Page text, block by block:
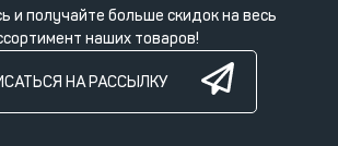
и получайте больше скидок на весь
наших товаров!
НА РАССЫЛКУ